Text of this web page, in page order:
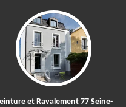
et Ravalement 77 Seine-